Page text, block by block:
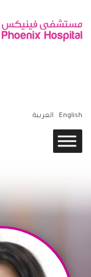
English العربية